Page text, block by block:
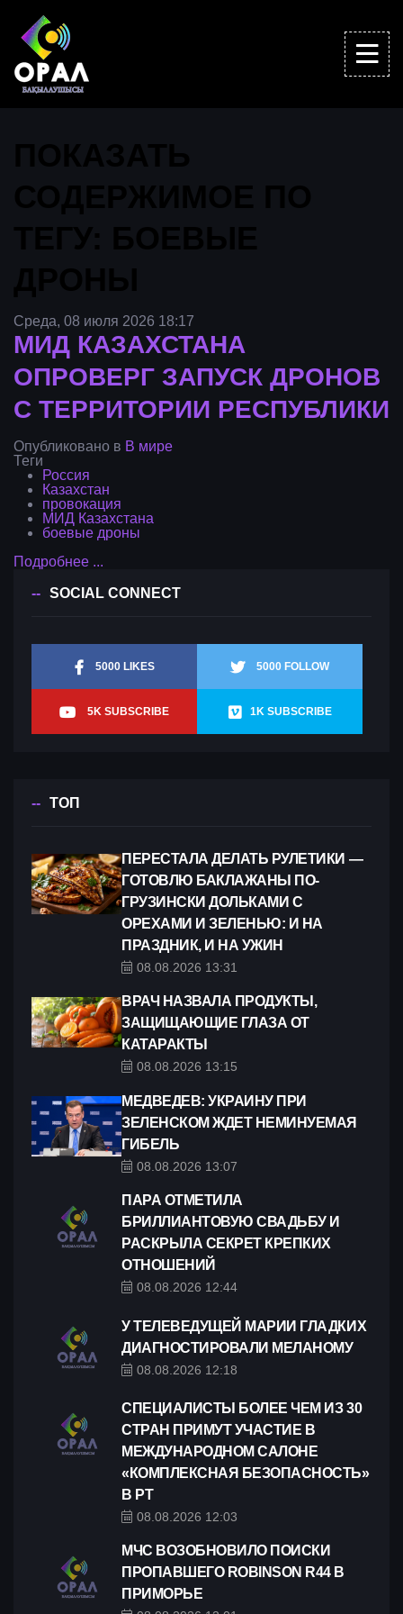
Среда, 08 июля 2026 18:17
МИД КАЗАХСТАНА
ОПРОВЕРГ ЗАПУСК ДРОНОВ
С ТЕРРИТОРИИ РЕСПУБЛИКИ
Опубликовано в В мире
Теги
Россия
Казахстан
провокация
МИД Казахстана
боевые дроны
Подробнее ...
SOCIAL CONNECT
5000 LIKES 5000 FOLLOW
5K SUBSCRIBE 1K SUBSCRIBE
ТОП
ПЕРЕСТАЛА ДЕЛАТЬ РУЛЕТИКИ —
ГОТОВЛЮ БАКЛАЖАНЫ ПО-
ГРУЗИНСКИ ДОЛЬКАМИ С
ОРЕХАМИ И ЗЕЛЕНЬЮ: И НА
ПРАЗДНИК, И НА УЖИН
08.08.2026 13:31
ВРАЧ НАЗВАЛА ПРОДУКТЫ,
ЗАЩИЩАЮЩИЕ ГЛАЗА ОТ
КАТАРАКТЫ
08.08.2026 13:15
МЕДВЕДЕВ: УКРАИНУ ПРИ
ЗЕЛЕНСКОМ ЖДЕТ НЕМИНУЕМАЯ
ГИБЕЛЬ
08.08.2026 13:07
ПАРА ОТМЕТИЛА
БРИЛЛИАНТОВУЮ СВАДЬБУ И
РАСКРЫЛА СЕКРЕТ КРЕПКИХ
ОТНОШЕНИЙ
08.08.2026 12:44
У ТЕЛЕВЕДУЩЕЙ МАРИИ ГЛАДКИХ
ДИАГНОСТИРОВАЛИ МЕЛАНОМУ
08.08.2026 12:18
СПЕЦИАЛИСТЫ БОЛЕЕ ЧЕМ ИЗ 30
СТРАН ПРИМУТ УЧАСТИЕ В
МЕЖДУНАРОДНОМ САЛОНЕ
«КОМПЛЕКСНАЯ БЕЗОПАСНОСТЬ»
В РТ
08.08.2026 12:03
МЧС ВОЗОБНОВИЛО ПОИСКИ
ПРОПАВШЕГО ROBINSON R44 В
ПРИМОРЬЕ